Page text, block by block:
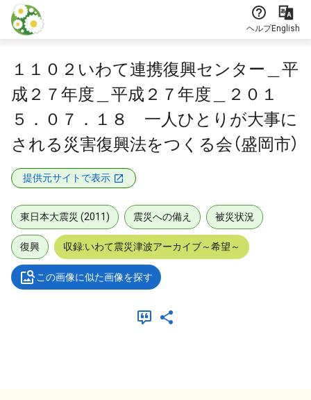
本文に飛ぶ
ヘルプEnglish
１１０２いわて連携復興センター＿平
成２７年度＿平成２７年度＿２０１
５．０７．１８ 一人ひとりが大事に
される災害復興法をつくる会（盛岡市）
提供元サイトで表示
東日本大震災 (2011) 震災への備え 被災状況
復興 収録:いわて震災津波アーカイブ～希望～
この画像に似た画像を探す